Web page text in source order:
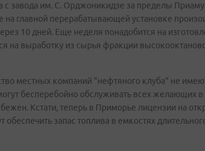
завода им. С. Орджоникидзе за пределы
на главной перерабатывающей установке
10 дней. Еще неделя понадобится на
на выработку из сырья фракции
местных компаний "нефтяного клуба" не
бесперебойно обслуживать всех желающих в
Кстати, теперь в Приморье лицензии на
обеспечить запас топлива в емкостях